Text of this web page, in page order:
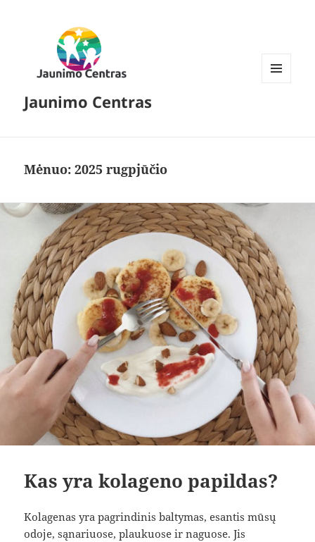
Jaunimo Centras
Mėnuo:2025 rugpjūčio
Kas yra kolageno papildas?
Kolagenas yra pagrindinis baltymas, esantis mūsų
odoje, sąnariuose, plaukuose ir naguose. Jis